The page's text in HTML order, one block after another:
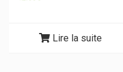
Lire la suite